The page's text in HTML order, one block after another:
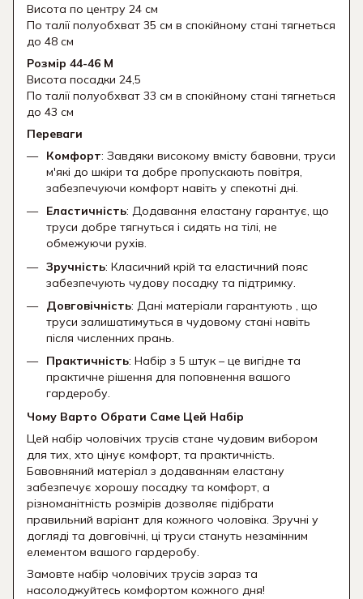
Висота по центру 24 см
По талії полуобхват 35 см в спокійному стані тягнеться
до 48 см
Розмір 44-46 М
Висота посадки 24,5
По талії полуобхват 33 см в спокійному стані тягнеться
до 43 см
Переваги
Комфорт: Завдяки високому вмісту бавовни, труси
м'які до шкіри та добре пропускають повітря,
забезпечуючи комфорт навіть у спекотні дні.
Еластичність: Додавання еластану гарантує, що
труси добре тягнуться і сидять на тілі, не
обмежуючи рухів.
Зручність: Класичний крій та еластичний пояс
забезпечують чудову посадку та підтримку.
Довговічність: Дані матеріали гарантують , що
труси залишатимуться в чудовому стані навіть
після численних прань.
Практичність: Набір з 5 штук – це вигідне та
практичне рішення для поповнення вашого
гардеробу.
Чому Варто Обрати Саме Цей Набір
Цей набір чоловічих трусів стане чудовим вибором
для тих, хто цінує комфорт, та практичність.
Бавовняний матеріал з додаванням еластану
забезпечує хорошу посадку та комфорт, а
різноманітність розмірів дозволяє підібрати
правильний варіант для кожного чоловіка. Зручні у
догляді та довговічні, ці труси стануть незамінним
елементом вашого гардеробу.
Замовте набір чоловічих трусів зараз та
насолоджуйтесь комфортом кожного дня!